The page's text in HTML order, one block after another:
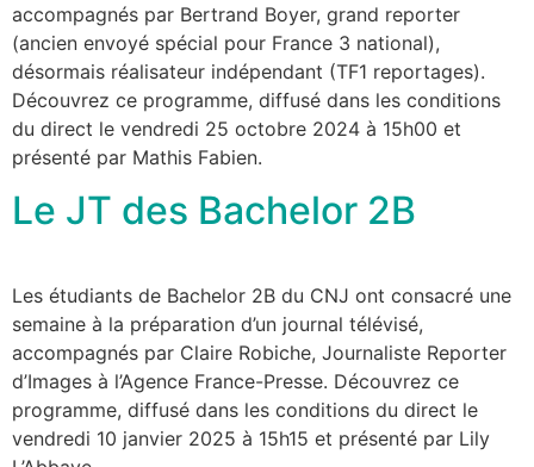
accompagnés par Bertrand Boyer, grand reporter
(ancien envoyé spécial pour France 3 national),
désormais réalisateur indépendant (TF1 reportages).
Découvrez ce programme, diffusé dans les conditions
du direct le vendredi 25 octobre 2024 à 15h00 et
présenté par Mathis Fabien.
Le JT des Bachelor 2B
Les étudiants de Bachelor 2B du CNJ ont consacré une
semaine à la préparation d’un journal télévisé,
accompagnés par Claire Robiche, Journaliste Reporter
d’Images à l’Agence France-Presse. Découvrez ce
programme, diffusé dans les conditions du direct le
vendredi 10 janvier 2025 à 15h15 et présenté par Lily